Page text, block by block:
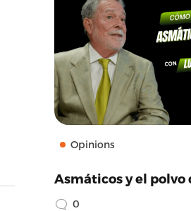
Opinions
Asmáticos y el polvo
0